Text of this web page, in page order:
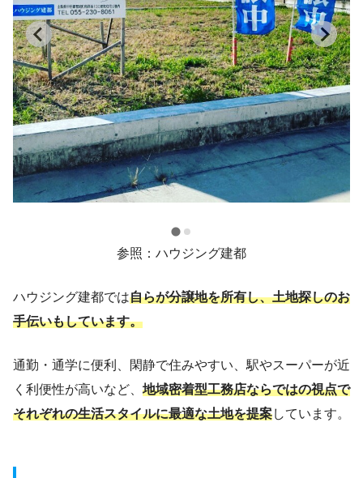
参照：ハウジング建都
ハウジング建都では自らが分譲地を所有し、土地探しのお
手伝いもしています。
通勤・通学に便利、閑静で住みやすい、駅やスーパーが近
く利便性が高いなど、 地域密着型工務店ならではの視点で
それぞれの生活スタイルに最適な土地を提案しています。